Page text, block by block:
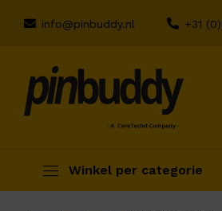
info@pinbuddy.nl +31
Winkel per categorie